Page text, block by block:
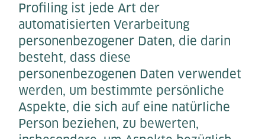
Profiling ist jede Art der
automatisierten Verarbeitung
personenbezogener Daten, die darin
besteht, dass diese
personenbezogenen Daten verwendet
werden, um bestimmte persönliche
Aspekte, die sich auf eine natürliche
Person beziehen, zu bewerten,